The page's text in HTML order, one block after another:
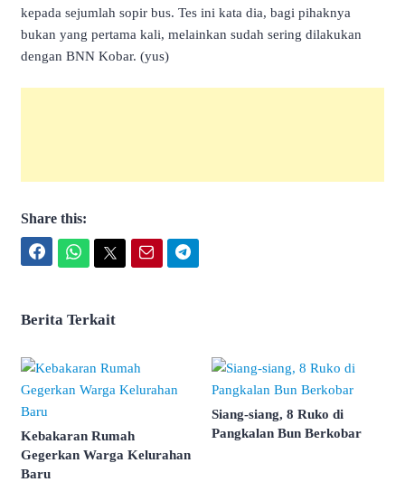
kepada sejumlah sopir bus. Tes ini kata dia, bagi pihaknya
bukan yang pertama kali, melainkan sudah sering dilakukan
dengan BNN Kobar. (yus)
Share this:
Berita Terkait
Kebakaran Rumah
Gegerkan Warga Kelurahan
Baru
Siang-siang, 8 Ruko di
Pangkalan Bun Berkobar